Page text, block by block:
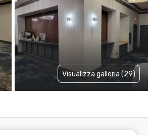
Visualizza galleria (29)